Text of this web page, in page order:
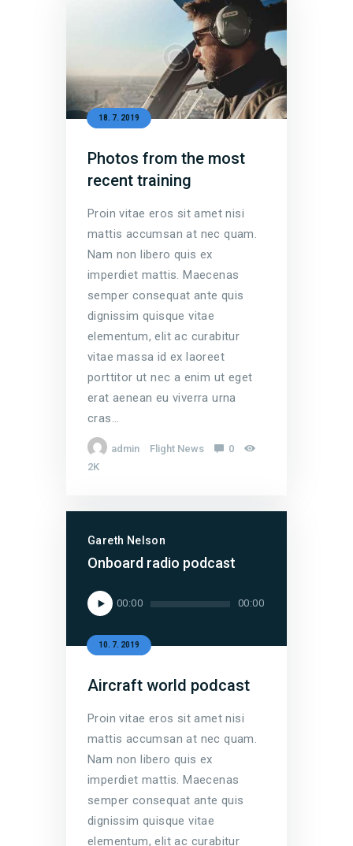
18. 7. 2019
Photos from the most
recent training
Proin vitae eros sit amet nisi
mattis accumsan at nec quam.
Nam non libero quis ex
imperdiet mattis. Maecenas
semper consequat ante quis
dignissim quisque vitae
elementum, elit ac curabitur
vitae massa id ex laoreet
porttitor ut nec a enim ut eget
erat aenean eu viverra urna
cras…
admin Flight News
0
2K
Gareth Nelson
Onboard radio podcast
Audio
přehrávač
00:00 00:00
10. 7. 2019
Aircraft world podcast
Proin vitae eros sit amet nisi
mattis accumsan at nec quam.
Nam non libero quis ex
imperdiet mattis. Maecenas
semper consequat ante quis
dignissim quisque vitae
elementum, elit ac curabitur